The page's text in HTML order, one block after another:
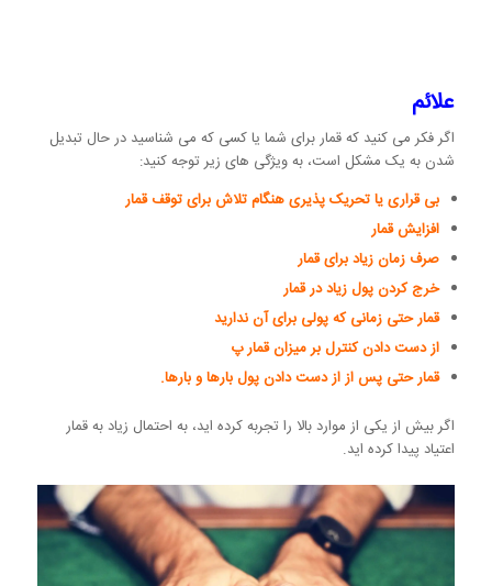
علائم
اگر فکر می کنید که قمار برای شما یا کسی که می شناسید در حال تبدیل
شدن به یک مشکل است، به ویژگی های زیر توجه کنید:
بی قراری یا تحریک پذیری هنگام تلاش برای توقف قمار
افزایش قمار
صرف زمان زیاد برای قمار
خرج کردن پول زیاد در قمار
قمار حتی زمانی که پولی برای آن ندارید
از دست دادن کنترل بر میزان قمار پ
قمار حتی پس از از دست دادن پول بارها و بارها.
اگر بیش از یکی از موارد بالا را تجربه کرده اید، به احتمال زیاد به قمار
اعتیاد پیدا کرده اید.